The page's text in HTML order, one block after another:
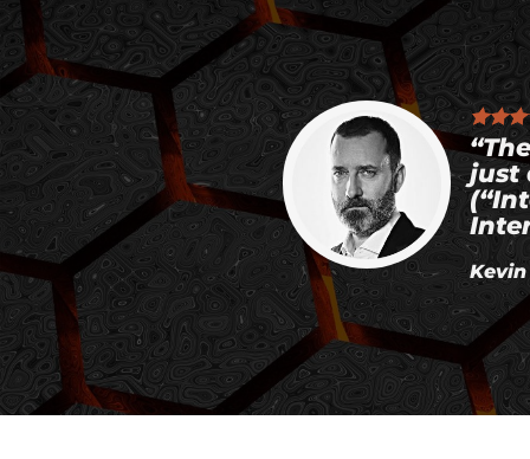
just